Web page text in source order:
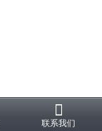
联系我们